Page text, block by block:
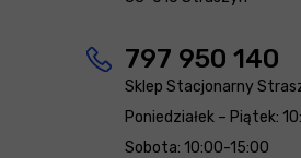
797 950 140
Sklep Stacjonarny
Poniedziałek – Piątek:
Sobota: 10:00-15:00